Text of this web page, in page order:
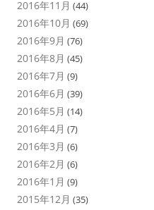
2016年11月 (44)
2016年10月 (69)
2016年9月 (76)
2016年8月 (45)
2016年7月 (9)
2016年6月 (39)
2016年5月 (14)
2016年4月 (7)
2016年3月 (6)
2016年2月 (6)
2016年1月 (9)
2015年12月 (35)